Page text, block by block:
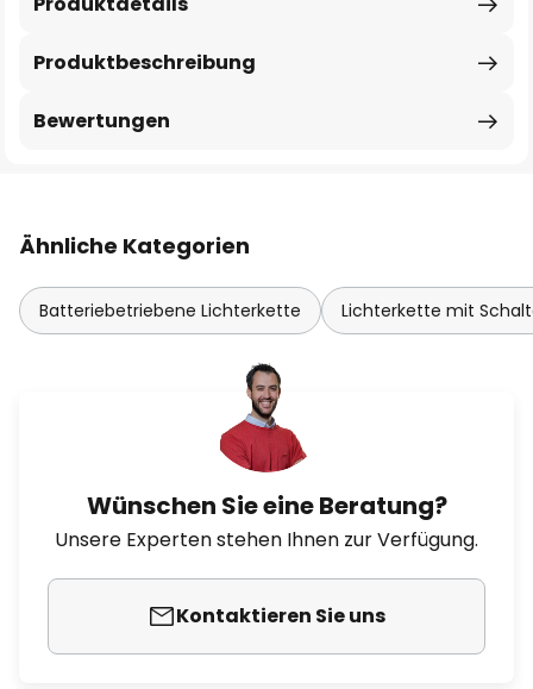
Produktbeschreibung
Bewertungen
Ähnliche Kategorien
Batteriebetriebene Lichterkette Lichterkette mit
Wünschen Sie eine Beratung?
Unsere Experten stehen Ihnen zur Verfügung.
Kontaktieren Sie uns